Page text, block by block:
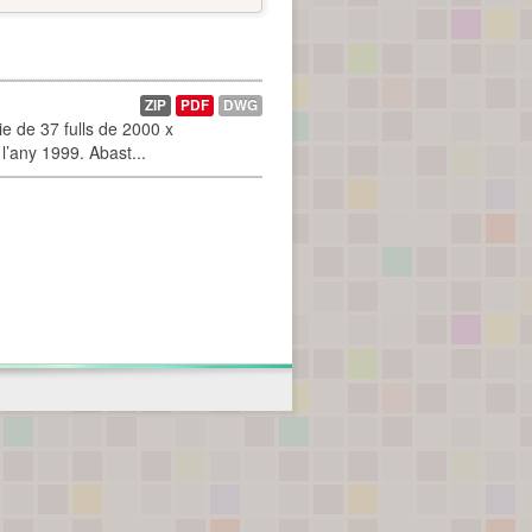
de 37 fulls de 2000 x
1999. Abast...
ZIP PDF DWG